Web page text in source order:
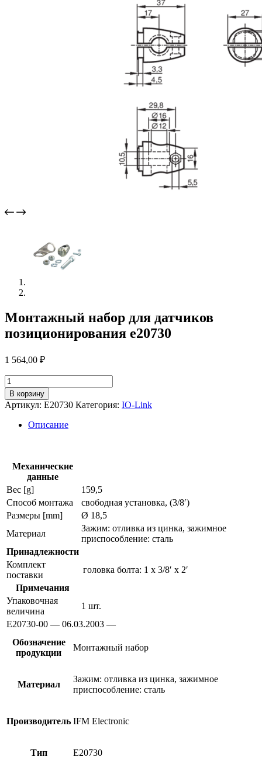
Монтажный набор для датчиков
позиционирования e20730
1 564,00 ₽
Количество
товара
Монтажный
набор
датчиков
В корзину
Артикул: E20730 Категория: IO-Link
Описание
Механические
данные
Вес [g]
159,5
Способ монтажа
свободная установка, (3/8′)
Размеры [mm]
Ø 18,5
Материал
Зажим: отливка из цинка, зажимное
приспособление: сталь
Принадлежности
Комплект
поставки
головка болта: 1 x 3/8′ x 2′
Примечания
Упаковочная
величина
1 шт.
E20730-00 — 06.03.2003 —
Обозначение
продукции
Монтажный набор
Материал
Зажим: отливка из цинка, зажимное
приспособление: сталь
Производитель IFM Electronic
Тип E20730